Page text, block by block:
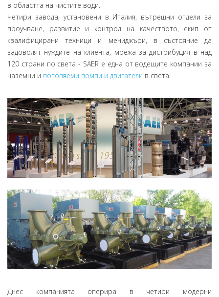
в областта на чистите води.
Четири завода, установени в Италия, вътрешни отдели за
проучване, развитие и контрол на качеството, екип от
квалифицирани техници и мениджъри, в състояние да
задоволят нуждите на клиента, мрежа за дистрибуция в над
120 страни по света - SAER е една от водещите компании за
наземни и потопяеми помпи и двигатели в света.
Днес компанията оперира в четири модерни